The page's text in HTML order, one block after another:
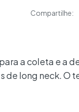
Compartilhe:
a coleta e a
long neck. O